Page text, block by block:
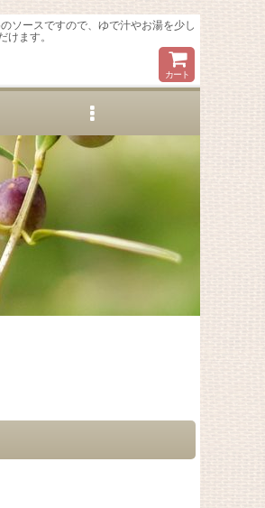
ソースですので、ゆで汁やお湯を少し
ます。
カート